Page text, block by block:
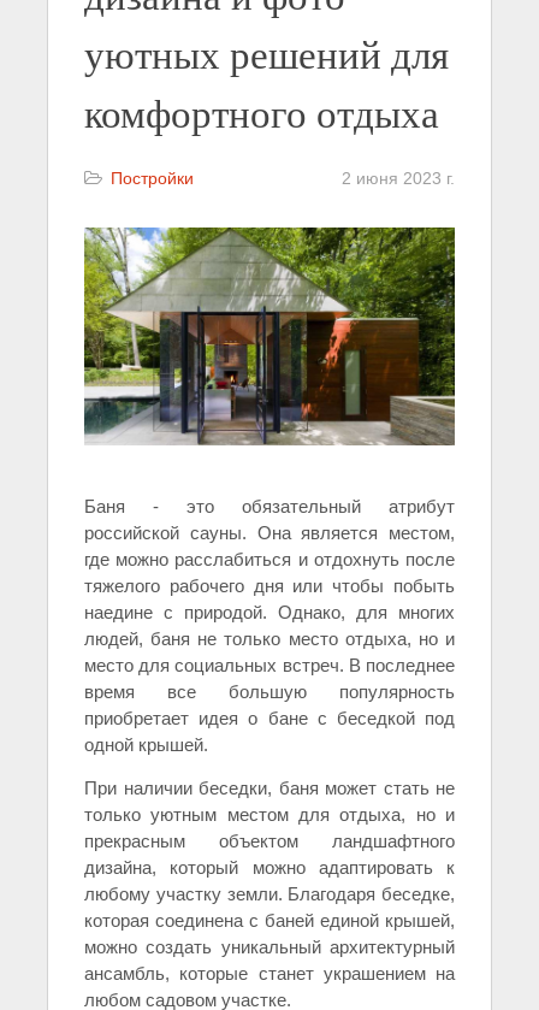
уютных решений для
комфортного отдыха
Постройки 2 июня 2023 г.
Баня - это обязательный атрибут
российской сауны. Она является местом,
где можно расслабиться и отдохнуть после
тяжелого рабочего дня или чтобы побыть
наедине с природой. Однако, для многих
людей, баня не только место отдыха, но и
место для социальных встреч. В последнее
время все большую популярность
приобретает идея о бане с беседкой под
одной крышей.
При наличии беседки, баня может стать не
только уютным местом для отдыха, но и
прекрасным объектом ландшафтного
дизайна, который можно адаптировать к
любому участку земли. Благодаря беседке,
которая соединена с баней единой крышей,
можно создать уникальный архитектурный
ансамбль, которые станет украшением на
любом садовом участке.